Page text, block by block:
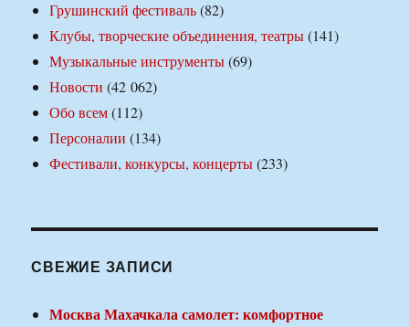
Грушинский фестиваль(82)
Клубы, творческие объединения, театры(141)
Музыкальные инструменты(69)
Новости (42 062)
Обо всем(112)
Персоналии (134)
Фестивали, конкурсы, концерты(233)
СВЕЖИЕ ЗАПИСИ
Москва Махачкала самолет: комфортное